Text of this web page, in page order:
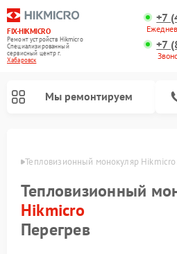
FIX-HIKMICRO
Ремонт устройств Hikmicro
Специализированный
cервисный центр г.
Хабаровск
+7
+7
Мы ремонтируем
Тепловизионный монокуляр Hikmicro
Тепловизионный
Hikmicro
Перегрев